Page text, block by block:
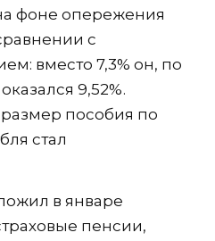
фоне опережения
с
вместо 7,3% он, по
9,52%.
пособия по
стал
в январе
пенсии,